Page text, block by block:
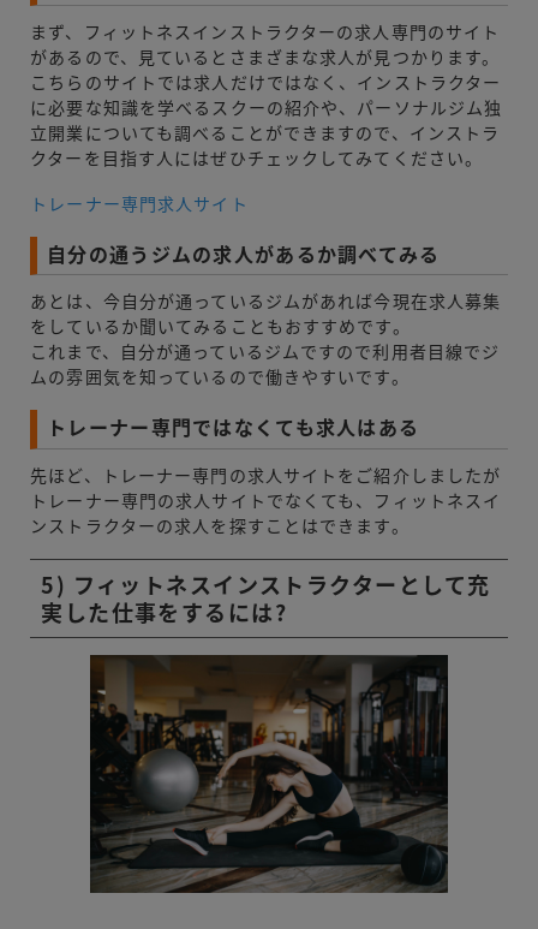
まず、フィットネスインストラクターの求人専門のサイト
があるので、見ているとさまざまな求人が見つかります。
こちらのサイトでは求人だけではなく、インストラクター
に必要な知識を学べるスクーの紹介や、パーソナルジム独
立開業についても調べることができますので、インストラ
クターを目指す人にはぜひチェックしてみてください。
トレーナー専門求人サイト
自分の通うジムの求人があるか調べてみる
あとは、今自分が通っているジムがあれば今現在求人募集
をしているか聞いてみることもおすすめです。
これまで、自分が通っているジムですので利用者目線でジ
ムの雰囲気を知っているので働きやすいです。
トレーナー専門ではなくても求人はある
先ほど、トレーナー専門の求人サイトをご紹介しましたが
トレーナー専門の求人サイトでなくても、フィットネスイ
ンストラクターの求人を探すことはできます。
5) フィットネスインストラクターとして充
実した仕事をするには?